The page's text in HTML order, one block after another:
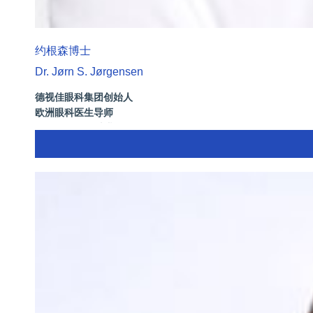
约根森博士
Dr. Jørn S. Jørgensen
德视佳眼科集团创始人
欧洲眼科医生导师
拥有35年眼科从业经历